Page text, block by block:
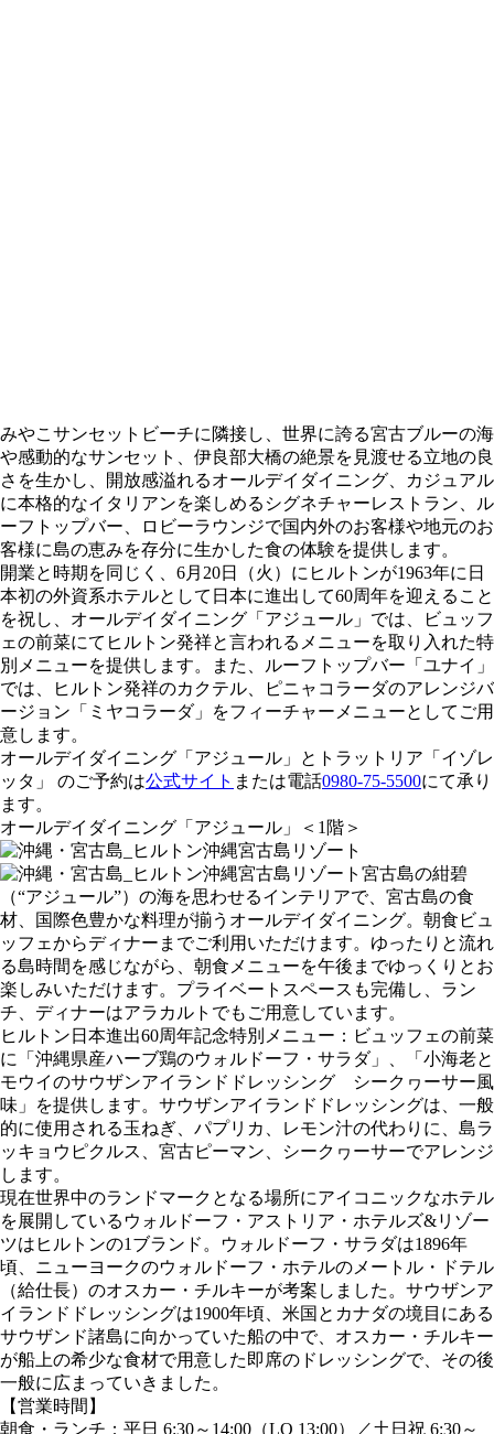
みやこサンセットビーチに隣接し、世界に誇る宮古ブルーの海
や感動的なサンセット、伊良部大橋の絶景を見渡せる立地の良
さを生かし、開放感溢れるオールデイダイニング、カジュアル
に本格的なイタリアンを楽しめるシグネチャーレストラン、ル
ーフトップバー、ロビーラウンジで国内外のお客様や地元のお
客様に島の恵みを存分に生かした食の体験を提供します。
開業と時期を同じく、6月20日（火）にヒルトンが1963年に日
本初の外資系ホテルとして日本に進出して60周年を迎えること
を祝し、オールデイダイニング「アジュール」では、ビュッフ
ェの前菜にてヒルトン発祥と言われるメニューを取り入れた特
別メニューを提供します。また、ルーフトップバー「ユナイ」
では、ヒルトン発祥のカクテル、ピニャコラーダのアレンジバ
ージョン「ミヤコラーダ」をフィーチャーメニューとしてご用
意します。
オールデイダイニング「アジュール」とトラットリア「イゾレ
ッタ」 のご予約は公式サイト または電話0980-75-5500にて承り
ます。
オールデイダイニング「アジュール」＜1階＞
宮古島の紺碧
（“アジュール”）の海を思わせるインテリアで、宮古島の食
材、国際色豊かな料理が揃うオールデイダイニング。朝食ビュ
ッフェからディナーまでご利用いただけます。ゆったりと流れ
る島時間を感じながら、朝食メニューを午後までゆっくりとお
楽しみいただけます。プライベートスペースも完備し、ラン
チ、ディナーはアラカルトでもご用意しています。
ヒルトン日本進出60周年記念特別メニュー：ビュッフェの前菜
に「沖縄県産ハーブ鶏のウォルドーフ・サラダ」、「小海老と
モウイのサウザンアイランドドレッシング シークヮーサー風
味」を提供します。サウザンアイランドドレッシングは、一般
的に使用される玉ねぎ、パプリカ、レモン汁の代わりに、島ラ
ッキョウピクルス、宮古ピーマン、シークヮーサーでアレンジ
します。
現在世界中のランドマークとなる場所にアイコニックなホテル
を展開しているウォルドーフ・アストリア・ホテルズ&リゾー
ツはヒルトンの1ブランド。ウォルドーフ・サラダは1896年
頃、ニューヨークのウォルドーフ・ホテルのメートル・ドテル
（給仕長）のオスカー・チルキーが考案しました。サウザンア
イランドドレッシングは1900年頃、米国とカナダの境目にある
サウザンド諸島に向かっていた船の中で、オスカー・チルキー
が船上の希少な食材で用意した即席のドレッシングで、その後
一般に広まっていきました。
【営業時間】
朝食・ランチ：平日 6:30～14:00（LO 13:00）／土日祝 6:30～